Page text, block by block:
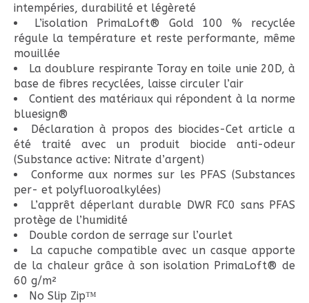
intempéries, durabilité et légèreté
L’isolation PrimaLoft® Gold 100 % recyclée
régule la température et reste performante, même
mouillée
La doublure respirante Toray en toile unie 20D, à
base de fibres recyclées, laisse circuler l’air
Contient des matériaux qui répondent à la norme
bluesign®
Déclaration à propos des biocides-Cet article a
été traité avec un produit biocide anti-odeur
(Substance active: Nitrate d’argent)
Conforme aux normes sur les PFAS (Substances
per- et polyfluoroalkylées)
L’apprêt déperlant durable DWR FC0 sans PFAS
protège de l’humidité
Double cordon de serrage sur l’ourlet
La capuche compatible avec un casque apporte
de la chaleur grâce à son isolation PrimaLoft® de
60 g/m²
No Slip Zip™